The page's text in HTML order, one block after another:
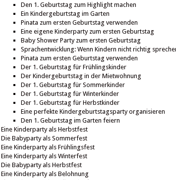
Den 1. Geburtstag zum Highlight machen
Ein Kindergeburtstag im Garten
Pinata zum ersten Geburtstag verwenden
Eine eigene Kinderparty zum ersten Geburtstag
Baby Shower Party zum ersten Geburtstag
Sprachentwicklung: Wenn Kindern nicht richtig
Pinata zum ersten Geburtstag verwenden
Der 1. Geburtstag für Frühlingskinder
Der Kindergeburtstag in der Mietwohnung
Der 1. Geburtstag für Sommerkinder
Der 1. Geburtstag für Winterkinder
Der 1. Geburtstag für Herbstkinder
Eine perfekte Kindergeburtstagsparty organisieren
Den 1. Geburtstag im Garten feiern
Eine Kinderparty als Herbstfest
Die Babyparty als Sommerfest
Eine Kinderparty als Frühlingsfest
Eine Kinderparty als Winterfest
Die Babyparty als Herbstfest
Eine Kinderparty als Belohnung